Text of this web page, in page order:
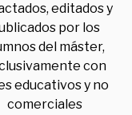
editados y
por los
del máster,
con
educativos y no
comerciales